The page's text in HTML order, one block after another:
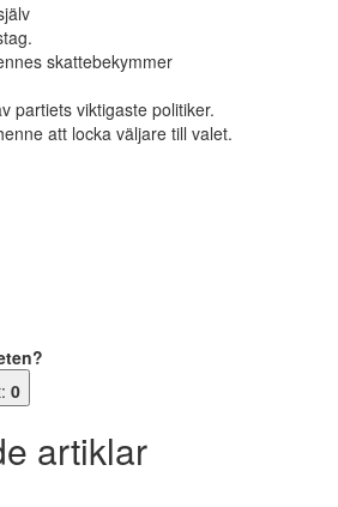
skattebekymmer
partiets viktigaste politiker.
att locka väljare till valet.
0
artiklar